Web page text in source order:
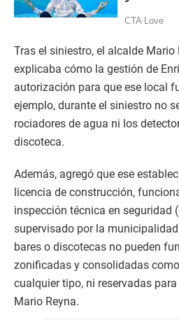
Tras el siniestro, el alcalde Mario
explicaba cómo la gestión de
autorización para que ese local
ejemplo, durante el siniestro no
rociadores de agua ni los
discoteca.
Además, agregó que ese
licencia de construcción,
inspección técnica en seguridad
supervisado por la
bares o discotecas no pueden
zonificadas y consolidadas
cualquier tipo, ni reservadas
Mario Reyna.